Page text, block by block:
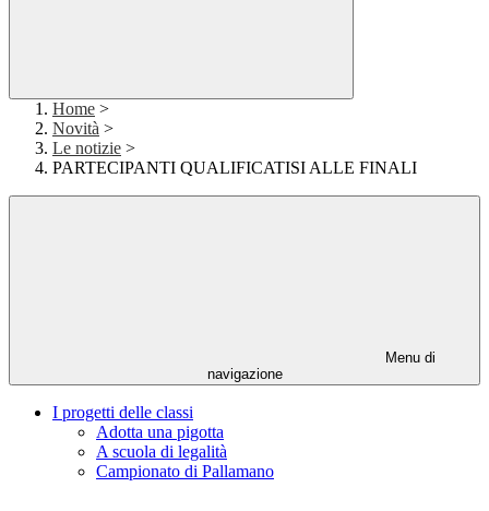
Home >
Novità >
Le notizie >
PARTECIPANTI QUALIFICATISI ALLE FINALI
Menu di
navigazione
I progetti delle classi
Adotta una pigotta
A scuola di legalità
Campionato di Pallamano